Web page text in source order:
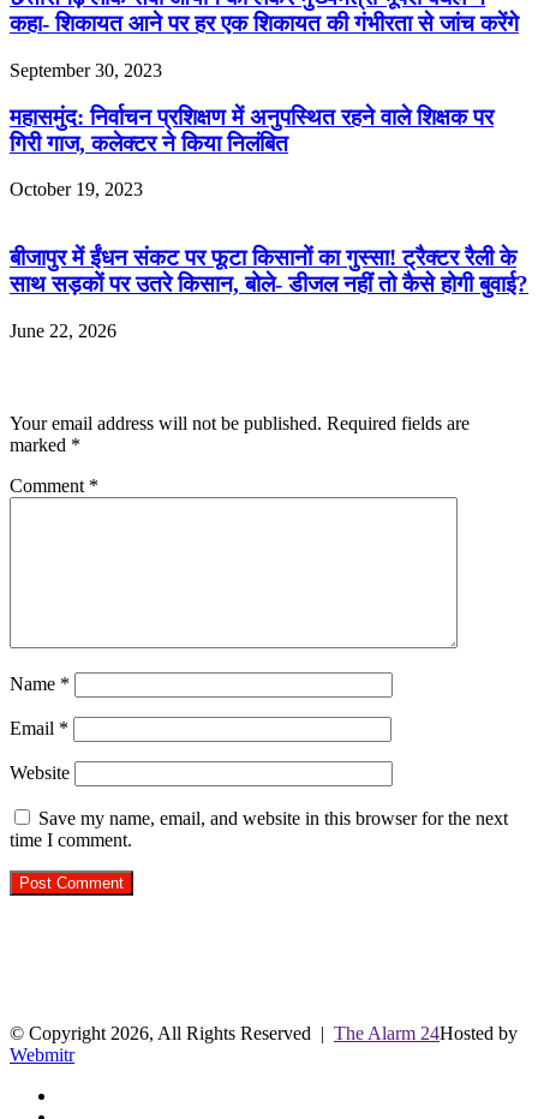
कहा- शिकायत आने पर हर एक शिकायत की गंभीरता से जांच करेंगे
September 30, 2023
महासमुंद: निर्वाचन प्रशिक्षण में अनुपस्थित रहने वाले शिक्षक पर
गिरी गाज, कलेक्टर ने किया निलंबित
October 19, 2023
बीजापुर में ईंधन संकट पर फूटा किसानों का गुस्सा! ट्रैक्टर रैली के
साथ सड़कों पर उतरे किसान, बोले- डीजल नहीं तो कैसे होगी बुवाई?
June 22, 2026
Your email address will not be published. Required fields are
marked *
Comment *
Name *
Email *
Website
Save my name, email, and website in this browser for the next
time I comment.
© Copyright 2026, All Rights Reserved | The Alarm 24Hosted by
Webmitr